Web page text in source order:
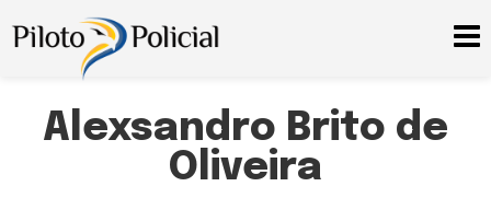
Alexsandro Brito de
Oliveira